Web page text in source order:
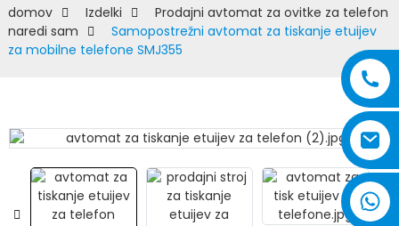
domov Izdelki
Prodajni avtomat za ovitke za telefon
naredi sam
Samopostrežni avtomat za tiskanje etuijev
za mobilne telefone SMJ355